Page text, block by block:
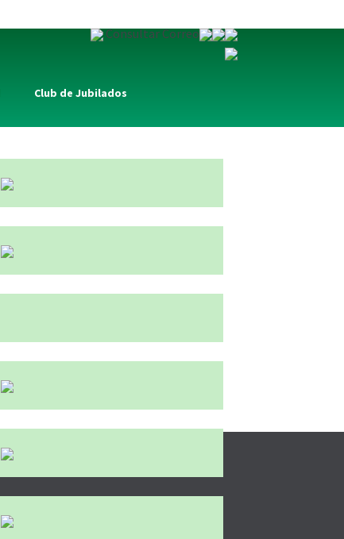
Consultar Correo
Club de Jubilados